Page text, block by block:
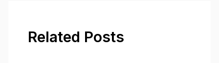
Related Posts